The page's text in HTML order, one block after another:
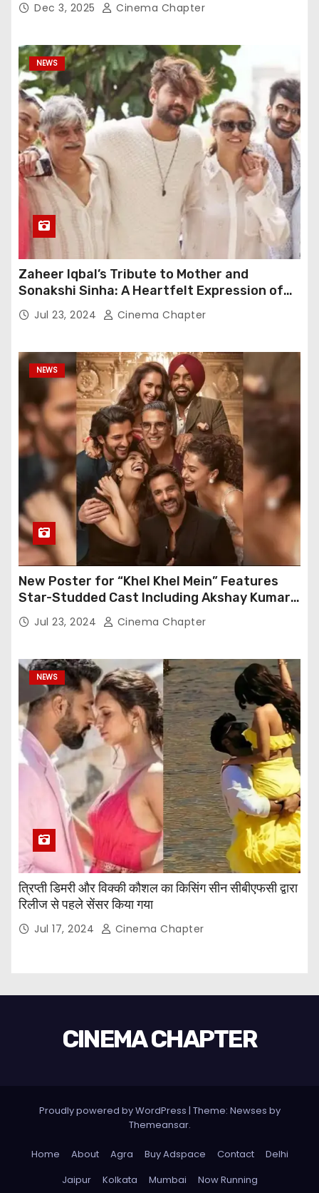
Dec 3, 2025 Cinema Chapter
NEWS
Zaheer Iqbal’s Tribute to Mother and
Sonakshi Sinha: A Heartfelt Expression of
Gratitude
Jul 23, 2024 Cinema Chapter
NEWS
New Poster for “Khel Khel Mein” Features
Star-Studded Cast Including Akshay Kumar,
Taapsee Pannu, Fardeen Khan, and More
Jul 23, 2024 Cinema Chapter
NEWS
त्रिप्ती डिमरी और विक्की कौशल का किसिंग सीन सीबीएफसी द्वारा
रिलीज से पहले सेंसर किया गया
Jul 17, 2024 Cinema Chapter
CINEMA CHAPTER
Proudly powered by WordPress | Theme: Newses by
Themeansar.
Home About Agra Buy Adspace Contact
Delhi
Jaipur
Kolkata Mumbai Now Running